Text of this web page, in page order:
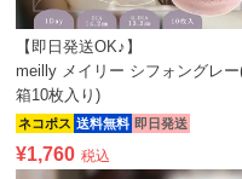
【即日発送OK♪】
meilly メイリー シフォングレー
箱10枚入り)
ネコポス 送料無料 即日発送
¥1,760 税込